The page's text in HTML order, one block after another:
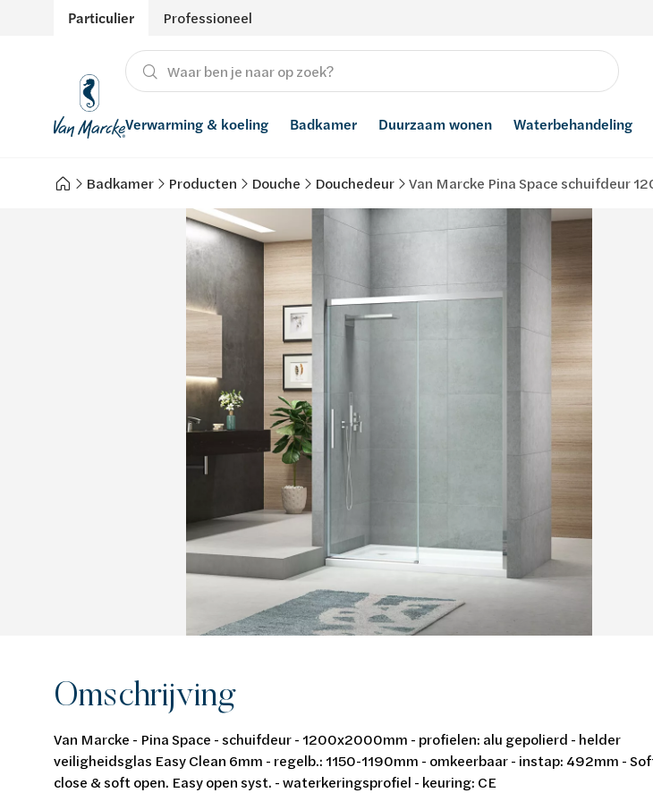
Particulier Professioneel
Verwarming & koeling
Verwarming
Ontdek verwarming & koeling
Alles over verwarming & koeling
Badkamer
Producten
Badkamers met richtprijs
Alles voor de badkamer
Duurzaam wonen
Hernieuwbare energie
Regenwaterrecuperatie
Alles over duurzaam wonen
Waterbehandeling
Waterontharders
Alles over waterbehandeling
Badkamer Producten Douche Douchedeur Van Marcke Pina Space schuifdeur
Omschrijving
Van Marcke - Pina Space - schuifdeur - 1200x2000mm - profielen: alu gepolierd - helder
veiligheidsglas Easy Clean 6mm - regelb.: 1150-1190mm - omkeerbaar - instap: 492mm -
close & soft open. Easy open syst. - waterkeringsprofiel - keuring: CE